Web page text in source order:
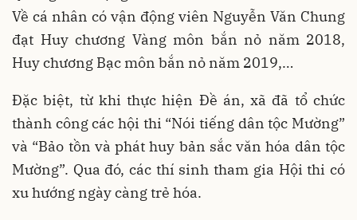
Về cá nhân có vận động viên Nguyễn Văn Chung
đạt Huy chương Vàng môn bắn nỏ năm 2018,
Huy chương Bạc môn bắn nỏ năm 2019,…
Đặc biệt, từ khi thực hiện Đề án, xã đã tổ chức
thành công các hội thi “Nói tiếng dân tộc Mường”
và “Bảo tồn và phát huy bản sắc văn hóa dân tộc
Mường”. Qua đó, các thí sinh tham gia Hội thi có
xu hướng ngày càng trẻ hóa.